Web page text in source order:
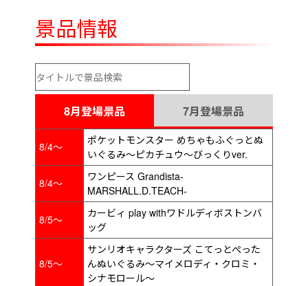
景品情報
8月登場景品 7月登場景品
8/4～
ポケットモンスター めちゃもふぐっとぬ
いぐるみ～ピカチュウ～びっくりver.
8/4～
ワンピース Grandista-
MARSHALL.D.TEACH-
8/5～
カービィ play withワドルディボストンバ
ッグ
8/5～
サンリオキャラクターズ こてっとぺった
んぬいぐるみ～マイメロディ・クロミ・
シナモロール～